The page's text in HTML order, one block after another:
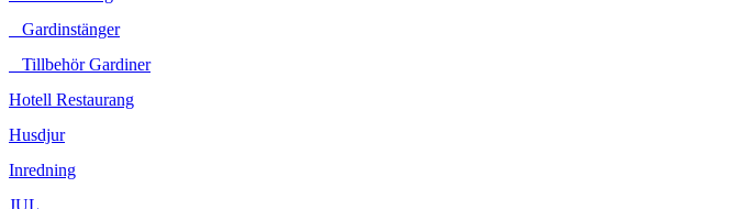
Gardinstänger
Tillbehör Gardiner
Hotell Restaurang
Husdjur
Inredning
JUL